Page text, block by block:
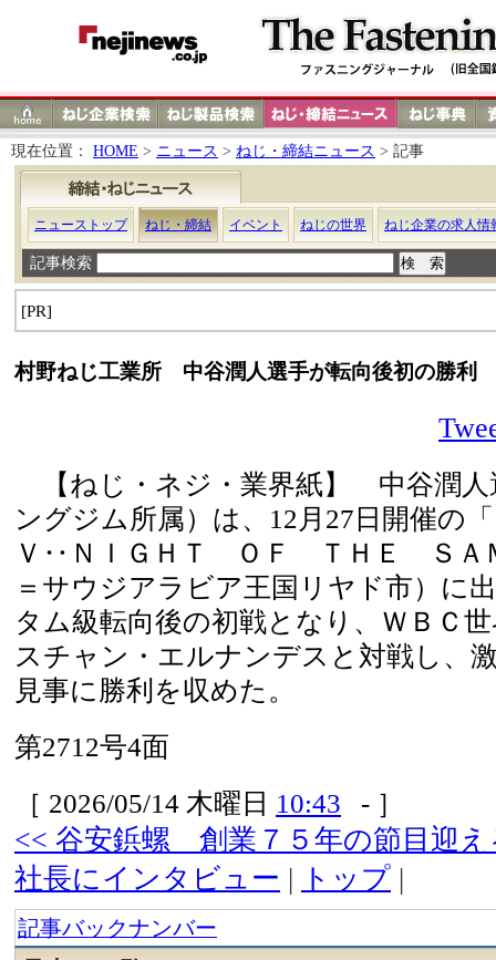
現在位置： HOME > ニュース > ねじ・締結ニュース > 記事
ニューストップ ねじ・締結 イベント ねじの世界 ねじ企業の求人情
記事検索
[PR]
村野ねじ工業所 中谷潤人選手が転向後初の勝利
【ねじ・ネジ・業界紙】 中谷潤人
ングジム所属）は、12月27日開催
Ｖ‥ＮＩＧＨＴ ＯＦ ＴＨＥ ＳＡ
＝サウジアラビア王国リヤド市）に
タム級転向後の初戦となり、ＷＢＣ
スチャン・エルナンデスと対戦し、
見事に勝利を収めた。
第2712号4面
［ 2026/05/14 木曜日 10:43 - ］
<< 谷安鋲螺 創業７５年の節目迎え
社長にインタビュー | トップ |
記事バックナンバー